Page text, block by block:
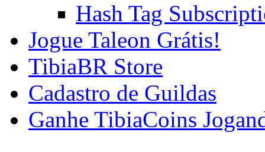
Hash Tag
Jogue Taleon Grátis!
TibiaBR Store
Cadastro de Guildas
Ganhe TibiaCoins